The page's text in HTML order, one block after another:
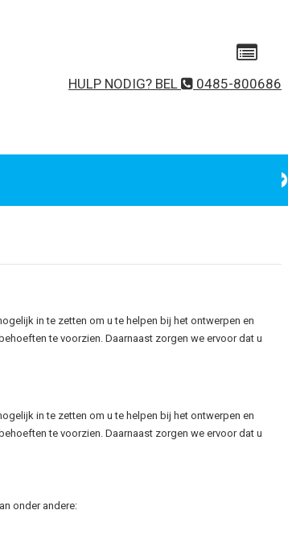
HULP NODIG? BEL 0485-800686
Gebruikersnaam of e-mailadres
in te zetten om u te helpen bij het ontwerpen en
te voorzien. Daarnaast zorgen we ervoor dat u
in te zetten om u te helpen bij het ontwerpen en
te voorzien. Daarnaast zorgen we ervoor dat u
onder andere: